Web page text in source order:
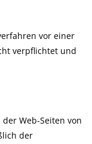
vor einer
verpflichtet und
Web-Seiten von
der